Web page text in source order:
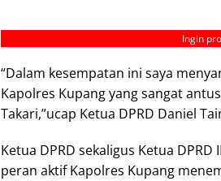
Ingin
“Dalam kesempatan ini saya
Kapolres Kupang yang sangat
Takari,”ucap Ketua DPRD Daniel
Ketua DPRD sekaligus Ketua
peran aktif Kapolres Kupang